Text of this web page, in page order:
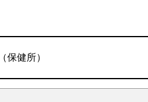
保健所）